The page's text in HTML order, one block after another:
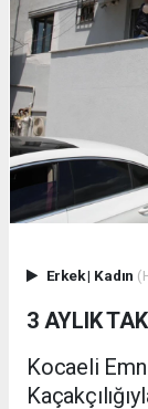
Erkek| Kadın
3 AYLIK
Kocaeli